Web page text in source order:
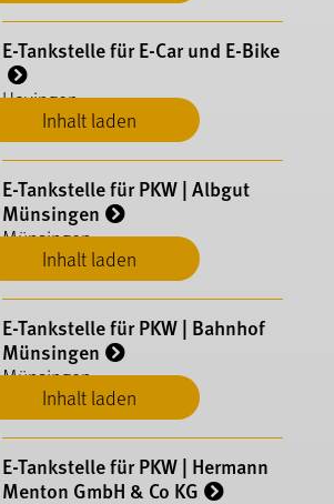
Inhalt laden
E-Tankstelle für E-Car und E-Bike
Hayingen
Inhalt laden
E-​Tankstelle für PKW | Albgut
Münsingen
Münsingen
Inhalt laden
E-​Tankstelle für PKW | Bahnhof
Münsingen
Münsingen
E-​Tankstelle für PKW | Hermann
Menton GmbH & Co KG